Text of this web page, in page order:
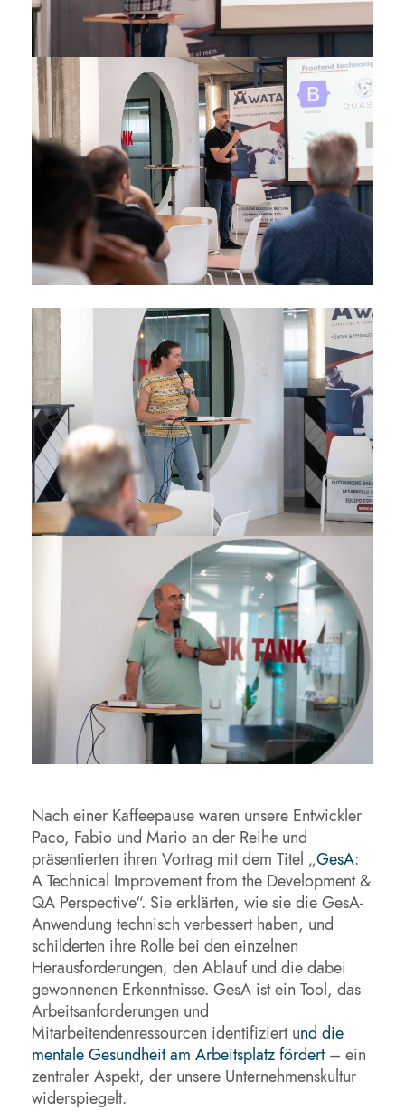
Nach einer Kaffeepause waren unsere Entwickler
Paco, Fabio und Mario an der Reihe und
präsentierten ihren Vortrag mit dem Titel „GesA:
A Technical Improvement from the Development &
QA Perspective“. Sie erklärten, wie sie die GesA-
Anwendung technisch verbessert haben, und
schilderten ihre Rolle bei den einzelnen
Herausforderungen, den Ablauf und die dabei
gewonnenen Erkenntnisse. GesA ist ein Tool, das
Arbeitsanforderungen und
Mitarbeitendenressourcen identifiziert und die
mentale Gesundheit am Arbeitsplatz fördert– ein
zentraler Aspekt, der unsere Unternehmenskultur
widerspiegelt.